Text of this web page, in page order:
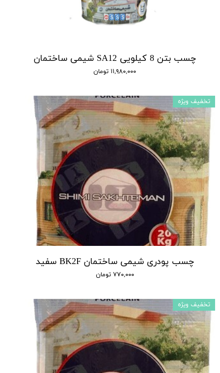
چسب بتن 8 کیلویی SA12 شیمی ساختمان
۱۱,۹۸۰,۰۰۰ تومان
چسب پودری شیمی ساختمان BK2F سفید
۷۷۰,۰۰۰ تومان
تخفیف ویژه
تخفیف ویژه